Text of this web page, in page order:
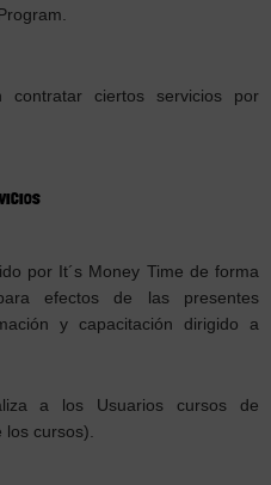
contratar ciertos servicios por
por It´s Money Time de forma
efectos de las presentes
y capacitación dirigido a
a los Usuarios cursos de
los cursos).